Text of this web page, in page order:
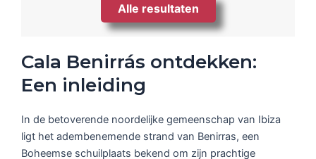
Alle resultaten
Cala Benirrás ontdekken:
Een inleiding
In de betoverende noordelijke gemeenschap van Ibiza
ligt het adembenemende strand van Benirras, een
Boheemse schuilplaats bekend om zijn prachtige